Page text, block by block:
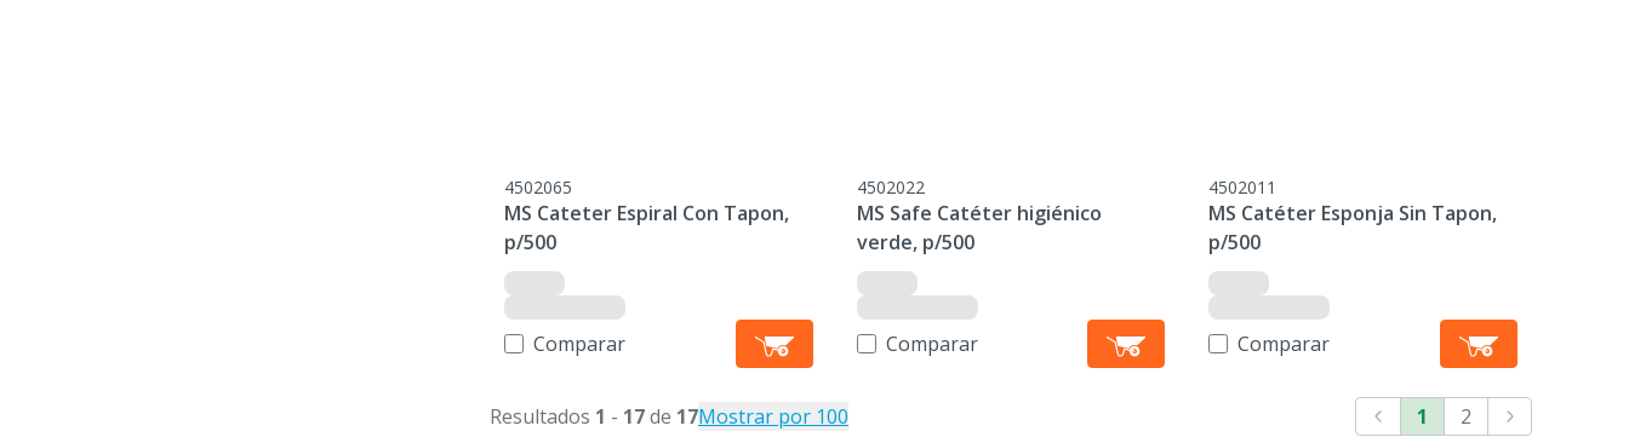
4502065
MS Cateter Espiral Con Tapon,
p/500
Comparar
4502022
MS Safe Catéter higiénico
verde, p/500
Comparar
4502011
MS Catéter Esponja Sin Tapon,
p/500
Comparar
Resultados 1 - 17de 17Mostrar por 100 1
2